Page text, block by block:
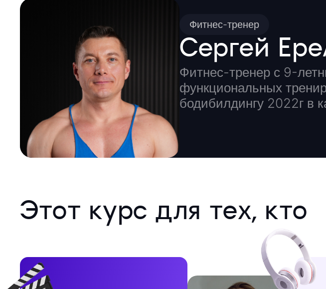
Фитнес-тренер
Сергей
Фитнес-тренер с 9-
функциональных
бодибилдингу 2022г в
Этот курс для тех, кто